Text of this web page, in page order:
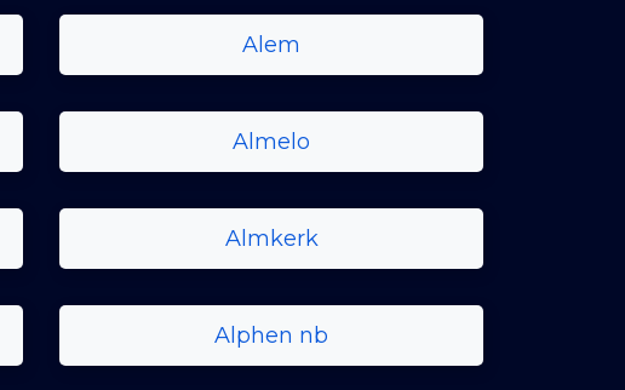
Alem
Almelo
Almkerk
Alphen nb